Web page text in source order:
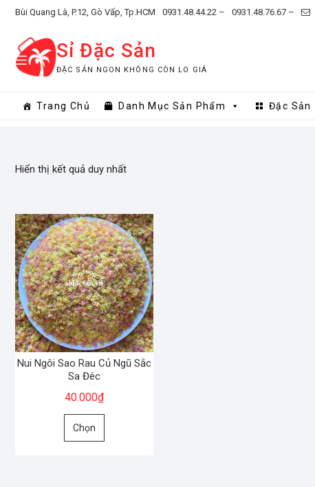
Skip
content
Bùi Quang Là, P.12, Gò Vấp, Tp.HCM 0931.48.44.22 – 0931.48.76.67 –
Sỉ Đặc Sản
ĐẶC SẢN NGON KHÔNG CÒN LO GIÁ
Trang Chủ Danh Mục Sản Phẩm Đặc Sản
Hiển thị kết quả duy nhất
Nui Ngôi Sao Rau Củ Ngũ Sắc
Sa Đéc
40.000₫
Chọn
Sản